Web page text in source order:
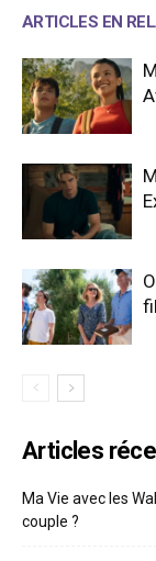
ARTICLES EN
Articles
Ma Vie avec les
couple ?